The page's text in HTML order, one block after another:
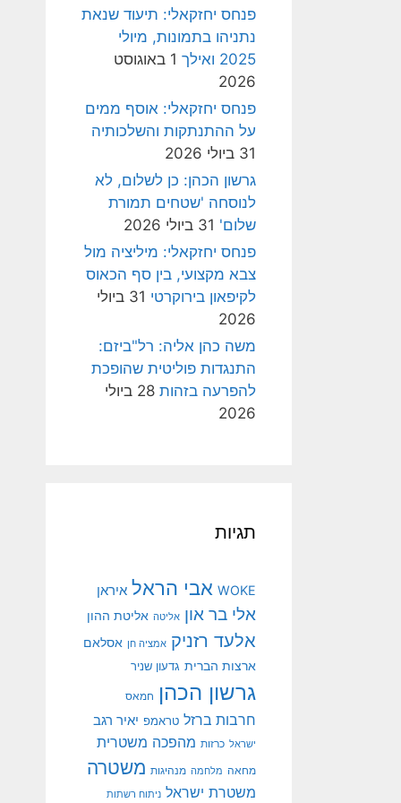
פנחס יחזקאלי: תיעוד שנאת
נתניהו בתמונות, מיולי
2025 ואילך
1 באוגוסט
2026
פנחס יחזקאלי: אוסף ממים
על ההתנתקות והשלכותיה
31 ביולי 2026
גרשון הכהן: כן לשלום, לא
לנוסחה 'שטחים תמורת
שלום' 31 ביולי 2026
פנחס יחזקאלי: מיליציה מול
צבא מקצועי, בין סף הכאוס
לקיפאון בירוקרטי
31 ביולי
2026
משה כהן אליה: רל"ביזם:
התנגדות פוליטית שהופכת
להפרעה בזהות
28 ביולי
2026
תגיות
WOKE אבי הראל איראן
אלי בר און אליטה אליטת ההון
אלעד רזניק אמציה חן אסלאם
ארצות הברית גדעון שניר
גרשון הכהן חמאס
חרבות ברזל טראמפ יאיר רגב
ישראל כרזות מהפכה משטרית
מחאה מלחמה מנהיגות משטרה
משטרת ישראל ניתוח רשתות